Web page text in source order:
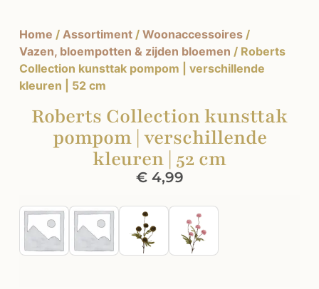
Home / Assortiment/ Woonaccessoires/
Vazen, bloempotten & zijden bloemen / Roberts
Collection kunsttak pompom | verschillende
kleuren | 52 cm
Roberts Collection kunsttak
pompom | verschillende
kleuren | 52 cm
€4,99